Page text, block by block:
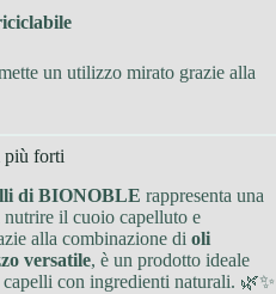
un utilizzo mirato grazie alla
più forti
di BIONOBLE rappresenta una
nutrire il cuoio capelluto e
alla combinazione di oli
versatile, è un prodotto ideale
con ingredienti naturali. 🌿✨